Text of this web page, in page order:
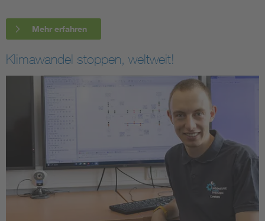
Mehr erfahren
Klimawandel stoppen, weltweit!